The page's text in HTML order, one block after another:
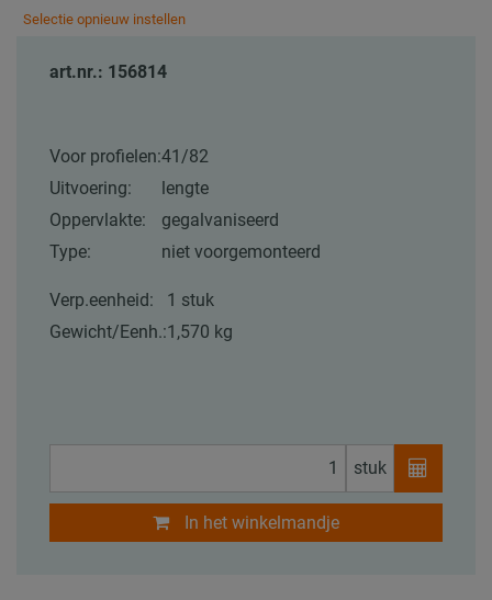
Selectie opnieuw instellen
art.nr.: 156814
Voor profielen:41/82
Uitvoering:
lengte
Oppervlakte:
gegalvaniseerd
Type:
niet voorgemonteerd
Verp.eenheid:
1 stuk
Gewicht/Eenh.:1,570 kg
stuk
In het winkelmandje